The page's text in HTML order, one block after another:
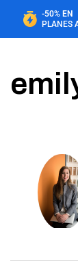
-50% EN
PLANES